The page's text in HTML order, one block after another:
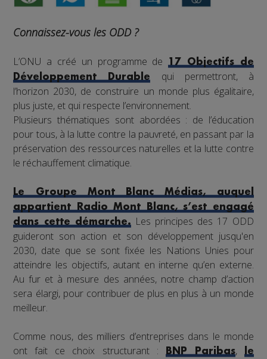
Connaissez-vous les ODD ?
L’ONU a créé un programme de17 Objectifs de
Développement Durable
qui permettront, à
l’horizon 2030, de construire un monde plus égalitaire,
plus juste, et qui respecte l’environnement.
Plusieurs thématiques sont abordées : de l’éducation
pour tous, à la lutte contre la pauvreté, en passant par la
préservation des ressources naturelles et la lutte contre
le réchauffement climatique.
Le Groupe Mont Blanc Médias, auquel
appartient Radio Mont Blanc, s’est engagé
dans cette démarche.Les principes des 17 ODD
guideront son action et son développement jusqu'en
2030, date que se sont fixée les Nations Unies pour
atteindre les objectifs, autant en interne qu’en externe.
Au fur et à mesure des années, notre champ d’action
sera élargi, pour contribuer de plus en plus à un monde
meilleur.
Comme nous, des milliers d’entreprises dans le monde
ont fait ce choix structurant :
BNP Paribas,
le